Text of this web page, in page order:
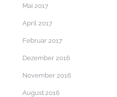
Mai 2017
April 2017
Februar 2017
Dezember 2016
November 2016
August 2016